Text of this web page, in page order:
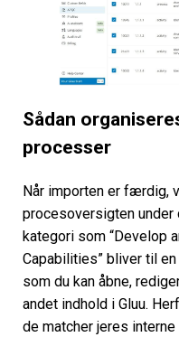
Sådan
processer
Når importen er færdig,
procesoversigten under
kategori som “Develop
Capabilities” bliver til
som du kan åbne,
andet indhold i Gluu.
de matcher jeres